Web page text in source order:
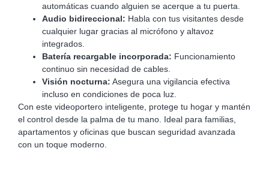
automáticas cuando alguien se acerque a tu puerta.
Audio bidireccional: Habla con tus visitantes desde
cualquier lugar gracias al micrófono y altavoz
integrados.
Batería recargable incorporada: Funcionamiento
continuo sin necesidad de cables.
Visión nocturna: Asegura una vigilancia efectiva
incluso en condiciones de poca luz.
Con este videoportero inteligente, protege tu hogar y mantén
el control desde la palma de tu mano. Ideal para familias,
apartamentos y oficinas que buscan seguridad avanzada
con un toque moderno.